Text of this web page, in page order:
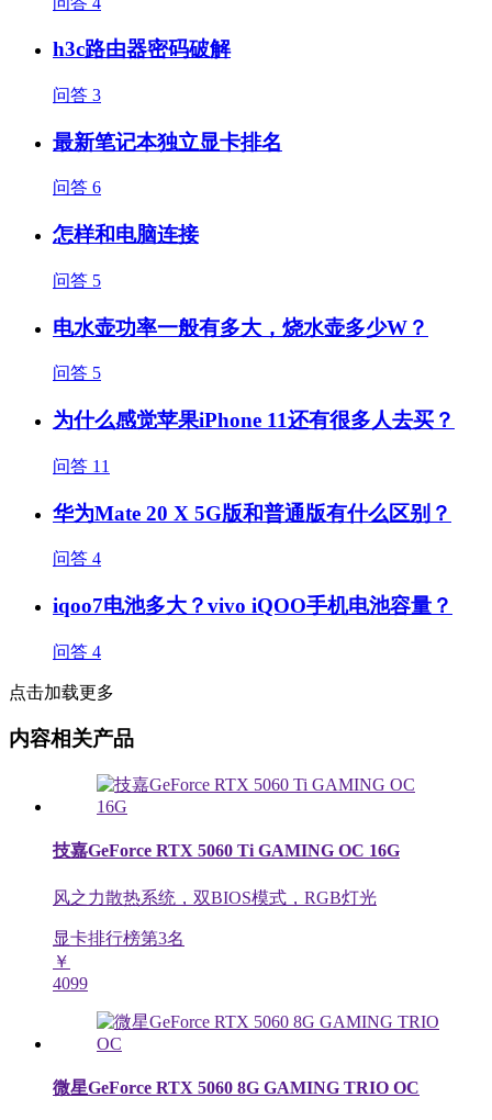
h3c路由器密码破解
问答 3
最新笔记本独立显卡排名
问答 6
怎样和电脑连接
问答 5
电水壶功率一般有多大，烧水壶多少W？
问答 5
为什么感觉苹果iPhone 11还有很多人去买？
问答 11
华为Mate 20 X 5G版和普通版有什么区别？
问答 4
iqoo7电池多大？vivo iQOO手机电池容量？
问答 4
点击加载更多
内容相关产品
技嘉GeForce RTX 5060 Ti GAMING OC 16G
风之力散热系统，双BIOS模式，RGB灯光
显卡排行榜第3名
￥
4099
微星GeForce RTX 5060 8G GAMING TRIO OC